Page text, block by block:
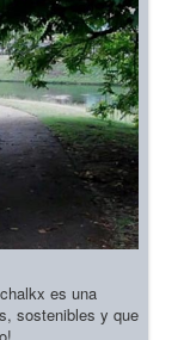
es una
sostenibles y que